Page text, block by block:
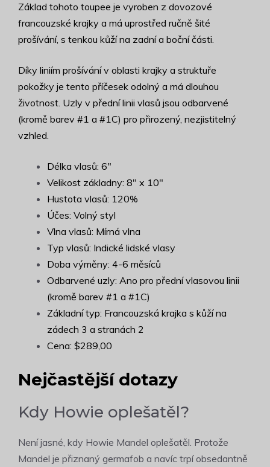
Základ tohoto toupee je vyroben z dovozové
francouzské krajky a má uprostřed ručně šité
prošívání, s tenkou kůží na zadní a boční části.
Díky liniím prošívání v oblasti krajky a struktuře
pokožky je tento příčesek odolný a má dlouhou
životnost. Uzly v přední linii vlasů jsou odbarvené
(kromě barev #1 a #1C) pro přirozený, nezjistitelný
vzhled.
Délka vlasů: 6"
Velikost základny: 8" x 10"
Hustota vlasů: 120%
Účes: Volný styl
Vlna vlasů: Mírná vlna
Typ vlasů: Indické lidské vlasy
Doba výměny: 4-6 měsíců
Odbarvené uzly: Ano pro přední vlasovou linii
(kromě barev #1 a #1C)
Základní typ: Francouzská krajka s kůží na
zádech 3 a stranách 2
Cena: $289,00
Nejčastější dotazy
Kdy Howie oplešatěl?
Není jasné, kdy Howie Mandel oplešatěl. Protože
Mandel je přiznaný germafob a navíc trpí obsedantně